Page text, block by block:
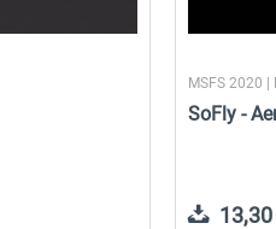
MSFS 2020 |
SoFly -